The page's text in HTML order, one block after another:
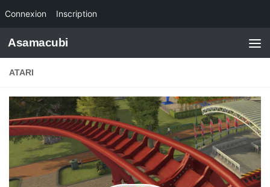
Connexion Inscription
Skip to content
Asamacubi
ATARI